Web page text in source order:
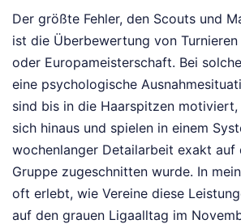
Der größte Fehler, den Scouts und
ist die Überbewertung von
oder Europameisterschaft. Bei
eine psychologische
sind bis in die Haarspitzen motiviert,
sich hinaus und spielen in einem
wochenlanger Detailarbeit exakt auf
Gruppe zugeschnitten wurde. In
oft erlebt, wie Vereine diese
auf den grauen Ligaalltag im